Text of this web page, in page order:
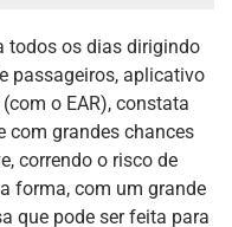
todos os dias dirigindo
passageiros, aplicativo
o EAR), constata
com grandes chances
correndo o risco de
forma, com um grande
que pode ser feita para